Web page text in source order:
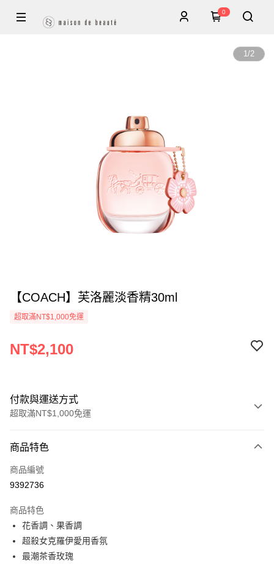
0
1/2
【COACH】芙洛麗淡香精30ml
超取滿NT$1,000免運
NT$2,100
付款與運送方式
超取滿NT$1,000免運
信用卡一次付款
ATM付款
運送方式
付款後全家取貨
每筆NT$80，滿NT$1,000(含以上)免運費
商品特色
商品編號
9392736
商品特色
花香調、果香調
超殺女克羅伊愛用香氛
最潮茶香玫瑰